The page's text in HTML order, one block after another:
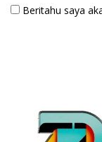
Beritahu saya